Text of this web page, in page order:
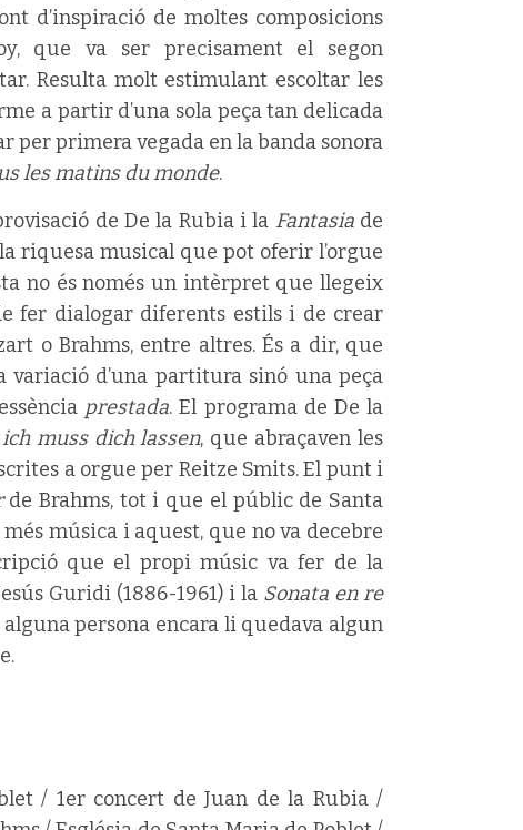
d’inspiració de moltes composicions
que va ser precisament el segon
Resulta molt estimulant escoltar les
a partir d’una sola peça tan delicada
per primera vegada en la banda sonora
les matins du monde.
de De la Rubia i la Fantasiade
riquesa musical que pot oferir l’orgue
no és només un intèrpret que llegeix
fer dialogar diferents estils i de crear
o Brahms, entre altres. És a dir, que
d’una partitura sinó una peça
prestada. El programa de De la
muss dich lassen, que abraçaven les
a orgue per Reitze Smits. El punt i
de Brahms, tot i que el públic de Santa
música i aquest, que no va decebre
que el propi músic va fer de la
Guridi (1886-1961) i la Sonata en re
alguna persona encara li quedava algun
/ 1er concert de Juan de la Rubia /